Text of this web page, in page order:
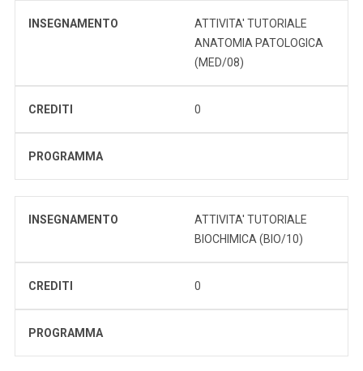
INSEGNAMENTO
ATTIVITA' TUTORIALE
ANATOMIA PATOLOGICA
(MED/08)
CREDITI 0
PROGRAMMA
INSEGNAMENTO
ATTIVITA' TUTORIALE
BIOCHIMICA (BIO/10)
CREDITI 0
PROGRAMMA